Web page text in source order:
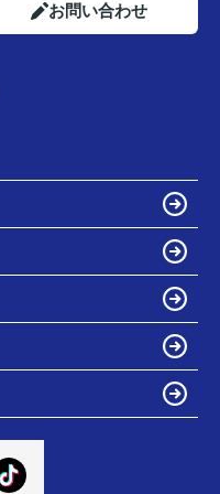
お問い合わせ